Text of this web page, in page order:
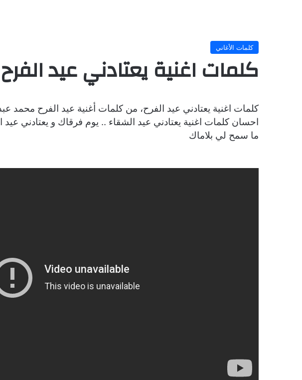
كلمات الأغاني
كلمات اغنية يعتادني عيد الفرح
كلمات اغنية يعتادني عيد الفرح، من كلمات أغنية عيد الفرح محمد
احسان كلمات اغنية يعتادني عيد الشقاء .. يوم فرقاك و يعتادني
ما سمح لي بلاماك